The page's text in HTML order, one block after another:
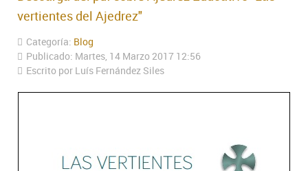
vertientes del Ajedrez"
Categoría: Blog
Publicado: Martes, 14 Marzo 2017 12:56
Escrito por Luís Fernández Siles